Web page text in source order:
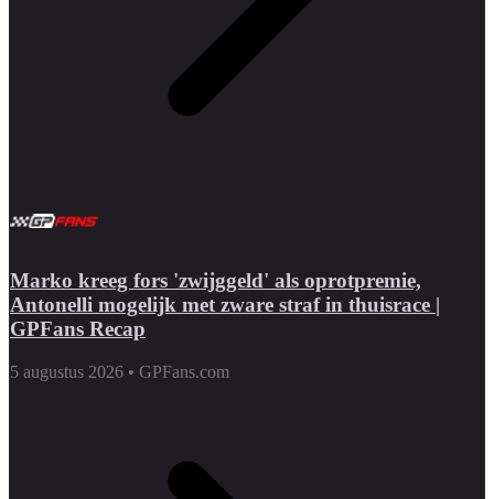
Marko kreeg fors 'zwijggeld' als oprotpremie,
Antonelli mogelijk met zware straf in thuisrace |
GPFans Recap
5 augustus 2026 • GPFans.com